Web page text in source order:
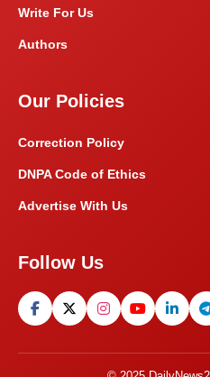
Write For Us
Authors
Our Policies
Correction Policy
DNPA Code of Ethics
Advertise With Us
Follow Us